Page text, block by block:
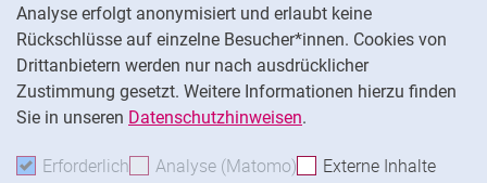
Analyse erfolgt anonymisiert und erlaubt keine
Rückschlüsse auf einzelne Besucher*innen. Cookies von
Drittanbietern werden nur nach ausdrücklicher
Zustimmung gesetzt. Weitere Informationen hierzu finden
Sie in unseren Datenschutzhinweisen.
Erforderlich Erforderliche Cookies akzeptieren
Analyse (Matomo) Analyse-Cookies
Externe Inhalte
Barrierefreiheit
Transparenter KI-Einsatz